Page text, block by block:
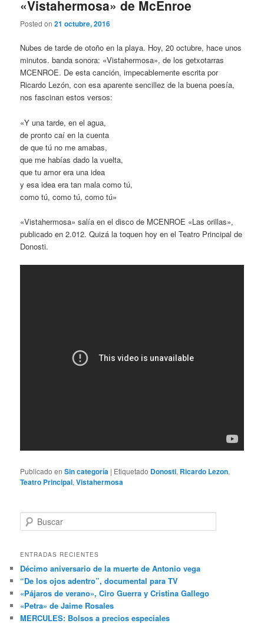
«Vistahermosa» de McEnroe
Posted on21 octubre, 2016
Nubes de tarde de otoño en la playa. Hoy, 20 octubre, hace unos
minutos. banda sonora: «Vistahermosa», de los getxotarras
MCENROE. De esta canción, impecablemente escrita por
Ricardo Lezón, con esa aparente sencillez de la buena poesía,
nos fascinan estos versos:
«Y una tarde, en el agua,
de pronto caí en la cuenta
de que tú no me amabas,
que me habías dado la vuelta,
que tu amor era una idea
y esa idea era tan mala como tú,
como tú, como tú, como tú»
«Vistahermosa» salía en el disco de MCENROE «Las orillas»,
publicado en 2.012. Quizá la toquen hoy en el Teatro Principal de
Donosti.
Publicado en Sin categoría | Etiquetado Donosti, Ricardo Lezon,
Teatro Principal,Vistahermosa
u
c
r
ENTRADAS RECIENTES
Décimo aniversario de la muerte de Antonio vega
“De los ojos adentro”, documental para TV
«Pájaros de verano», Ciro Guerra y Cristina Gallego
«Petra» de Jaime Rosales
MERCULES: Bolsos a precios especiales